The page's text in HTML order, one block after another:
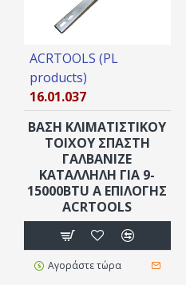
ACRTOOLS (PL
products)
16.01.037
ΒΑΣΗ ΚΛΙΜΑΤΙΣΤΙΚΟΥ
ΤΟΙΧΟΥ ΣΠΑΣΤΗ
ΓΑΛΒΑΝΙΖΕ
ΚΑΤΑΛΛΗΛΗ ΓΙΑ 9-
15000BTU Α ΕΠΙΛΟΓΗΣ
ACRTOOLS
Αγοράστε τώρα